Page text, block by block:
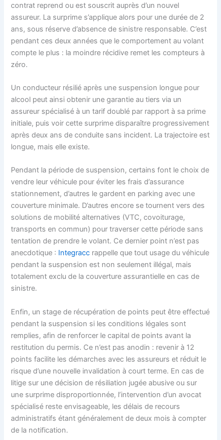
contrat reprend ou est souscrit auprès d’un nouvel
assureur. La surprime s’applique alors pour une durée de 2
ans, sous réserve d’absence de sinistre responsable. C’est
pendant ces deux années que le comportement au volant
compte le plus : la moindre récidive remet les compteurs à
zéro.
Un conducteur résilié après une suspension longue pour
alcool peut ainsi obtenir une garantie au tiers via un
assureur spécialisé à un tarif doublé par rapport à sa prime
initiale, puis voir cette surprime disparaître progressivement
après deux ans de conduite sans incident. La trajectoire est
longue, mais elle existe.
Pendant la période de suspension, certains font le choix de
vendre leur véhicule pour éviter les frais d’assurance
stationnement, d’autres le gardent en parking avec une
couverture minimale. D’autres encore se tournent vers des
solutions de mobilité alternatives (VTC, covoiturage,
transports en commun) pour traverser cette période sans
tentation de prendre le volant. Ce dernier point n’est pas
anecdotique : Integracc rappelle que tout usage du véhicule
pendant la suspension est non seulement illégal, mais
totalement exclu de la couverture assurantielle en cas de
sinistre.
Enfin, un stage de récupération de points peut être effectué
pendant la suspension si les conditions légales sont
remplies, afin de renforcer le capital de points avant la
restitution du permis. Ce n’est pas anodin : revenir à 12
points facilite les démarches avec les assureurs et réduit le
risque d’une nouvelle invalidation à court terme. En cas de
litige sur une décision de résiliation jugée abusive ou sur
une surprime disproportionnée, l’intervention d’un avocat
spécialisé reste envisageable, les délais de recours
administratifs étant généralement de deux mois à compter
de la notification.